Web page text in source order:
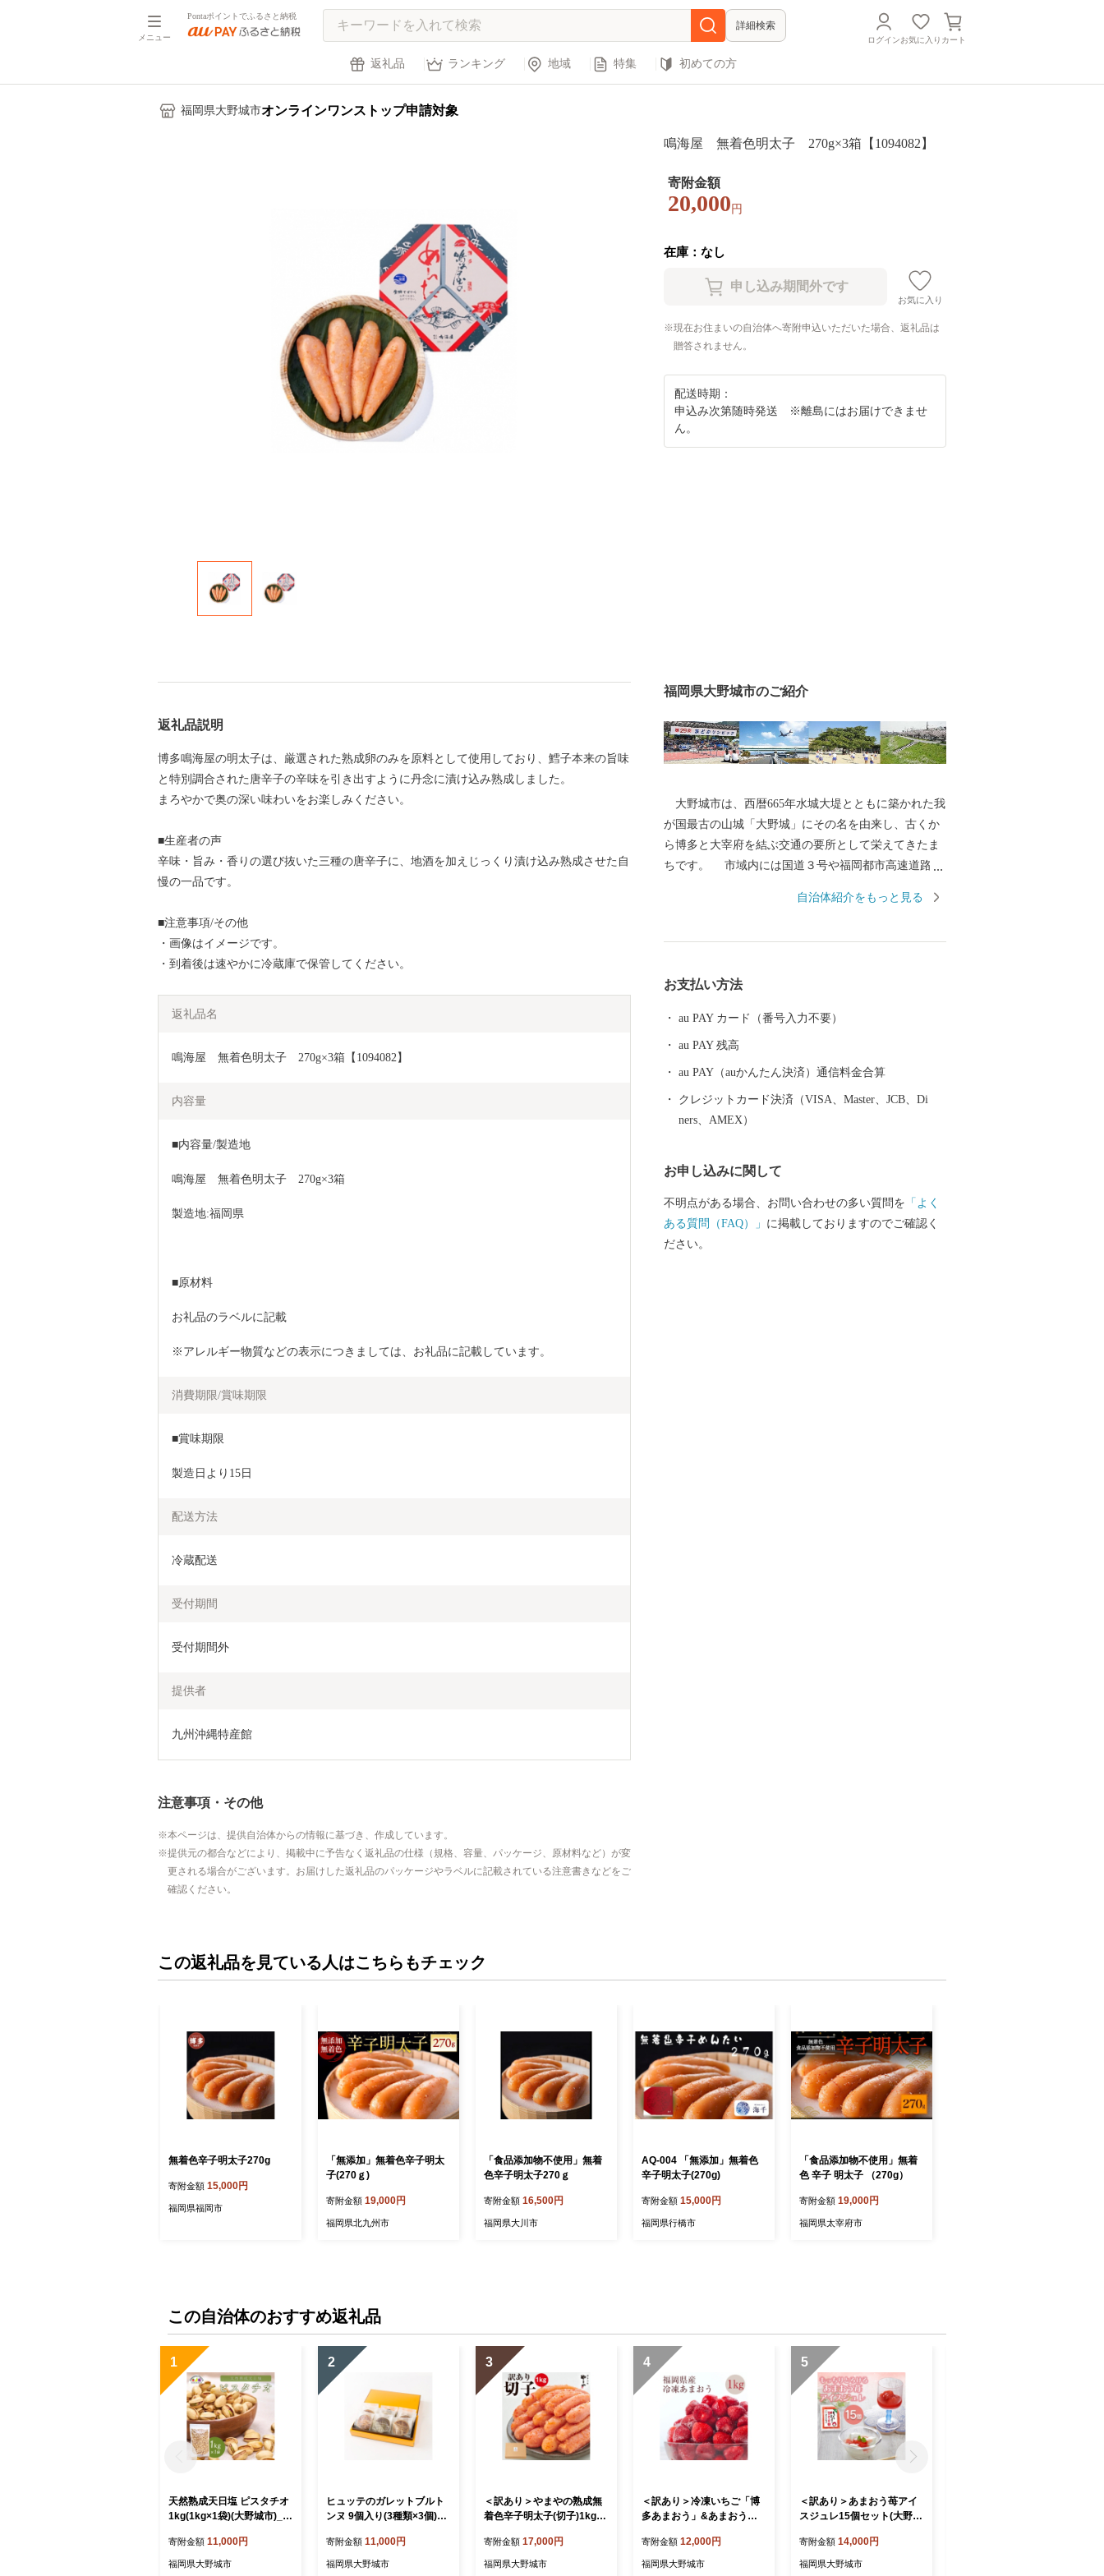
メニュー
Pontaポイントでふるさと納税
詳細検索
ログインお気に入り カート
返礼品 ランキング 地域 特集 初めての方
福岡県大野城市オンラインワンストップ申請対象
鳴海屋 無着色明太子 270g×3箱【1094082】
寄附金額
20,000 円
在庫：なし
お気に入り
現在お住まいの自治体へ寄附申込いただいた場合、返礼品は
贈答されません。
配送時期：
申込み次第随時発送 ※離島にはお届けできませ
ん。
返礼品説明
博多鳴海屋の明太子は、厳選された熟成卵のみを原料として使用しており、鱈子本来の旨味
と特別調合された唐辛子の辛味を引き出すように丹念に漬け込み熟成しました。
まろやかで奥の深い味わいをお楽しみください。
■生産者の声
辛味・旨み・香りの選び抜いた三種の唐辛子に、地酒を加えじっくり漬け込み熟成させた自
慢の一品です。
■注意事項/その他
・画像はイメージです。
・到着後は速やかに冷蔵庫で保管してください。
返礼品名
鳴海屋　無着色明太子　270g×3箱【1094082】
内容量
■内容量/製造地
鳴海屋　無着色明太子　270g×3箱
製造地:福岡県
■原材料
お礼品のラベルに記載
※アレルギー物質などの表示につきましては、お礼品に記載しています。
消費期限/賞味期限
■賞味期限
製造日より15日
配送方法
冷蔵配送
受付期間
受付期間外
提供者
九州沖縄特産館
注意事項・その他
本ページは、提供自治体からの情報に基づき、作成しています。
提供元の都合などにより、掲載中に予告なく返礼品の仕様（規格、容量、パッケージ、原材料など）が変
更される場合がございます。お届けした返礼品のパッケージやラベルに記載されている注意書きなどをご
確認ください。
福岡県大野城市のご紹介
大野城市は、西暦665年水城大堤とともに築かれた我
が国最古の山城「大野城」にその名を由来し、古くか
ら博多と大宰府を結ぶ交通の要所として栄えてきたま
ちです。 市域内には国道３号や福岡都市高速道路、
自動車道太宰府ICや福岡空港にも近く、交通の便に恵
あふれる住みよいまちづくりに取り組んでまいりま
す。
自治体紹介をもっと見る
お支払い方法
au PAY カード（番号入力不要）
au PAY 残高
au PAY（auかんたん決済）通信料金合算
クレジットカード決済（VISA、Master、JCB、Di
ners、AMEX）
お申し込みに関して
不明点がある場合、お問い合わせの多い質問を 「よく
ある質問（FAQ）」 に掲載しておりますのでご確認く
ださい。
この返礼品を見ている人はこちらもチェック
無着色辛子明太子270g
寄附金額 15,000円
福岡県福岡市
「無添加」無着色辛子明太
子(270ｇ)
寄附金額 19,000円
福岡県北九州市
「食品添加物不使用」無着
色辛子明太子270ｇ
寄附金額 16,500円
福岡県大川市
AQ-004 「無添加」無着色
辛子明太子(270g)
寄附金額 15,000円
福岡県行橋市
「食品添加物不使用」無着
色 辛子 明太子 （270g）
寄附金額 19,000円
福岡県太宰府市
この自治体のおすすめ返礼品
1
天然熟成天日塩 ピスタチオ
1kg(1kg×1袋)(大野城市)_
天然 熟成 天日塩 おやつ ス
ナック 菓子 風味 コク 大野
寄附金額 11,000円
福岡県大野城市
2
ヒュッテのガレットブルト
ンヌ 9個入り(3種類×3個)
寄附金額 11,000円
福岡県大野城市
3
＜訳あり＞やまやの熟成無
着色辛子明太子(切子)1kg&
野城市)【1757188】
寄附金額 17,000円
福岡県大野城市
4
＜訳あり＞冷凍いちご「博
多あまおう」&あまおう苺
市)【1757186】
寄附金額 12,000円
福岡県大野城市
5
＜訳あり＞あまおう苺アイ
スジュレ15個セット(大野城
寄附金額 14,000円
福岡県大野城市